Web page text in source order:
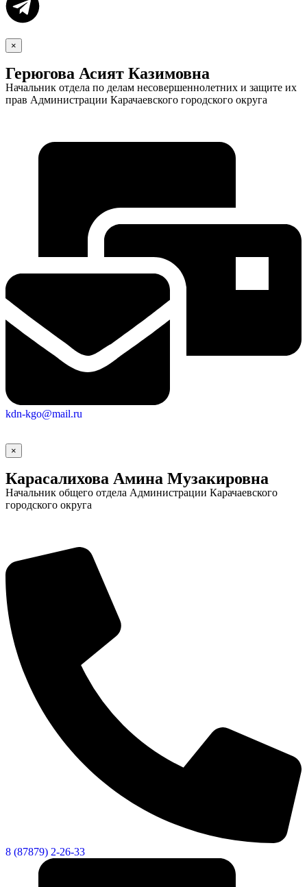
×
Герюгова Асият Казимовна
Начальник отдела по делам несовершеннолетних и защите их
прав Администрации Карачаевского городского округа
kdn-kgo@mail.ru
×
Карасалихова Амина Музакировна
Начальник общего отдела Администрации Карачаевского
городского округа
8 (87879) 2-26-33